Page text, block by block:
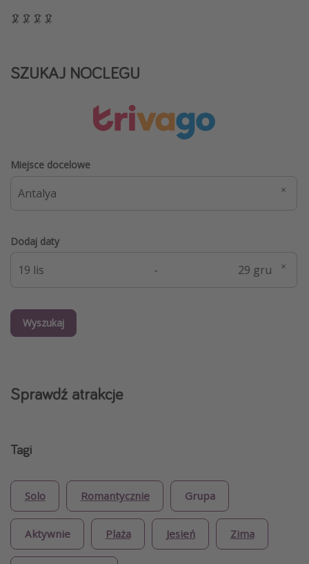
🦑🦑🦑🦑
SZUKAJ NOCLEGU
Miejsce docelowe
Dodaj daty
-
Wyszukaj
Sprawdź atrakcje
Tagi
Solo Romantycznie Grupa
Aktywnie Plaża Jesień Zima